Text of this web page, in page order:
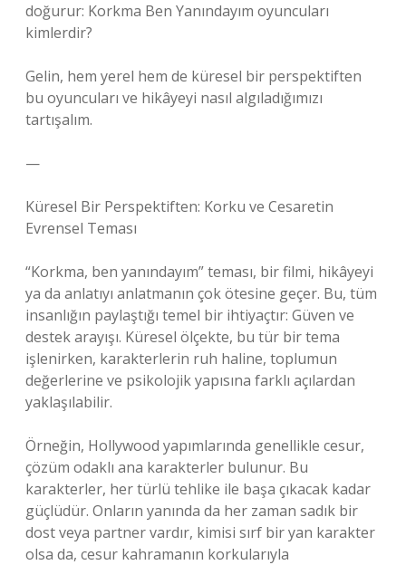
doğurur: Korkma Ben Yanındayım oyuncuları
kimlerdir?
Gelin, hem yerel hem de küresel bir perspektiften
bu oyuncuları ve hikâyeyi nasıl algıladığımızı
tartışalım.
—
Küresel Bir Perspektiften: Korku ve Cesaretin
Evrensel Teması
“Korkma, ben yanındayım” teması, bir filmi, hikâyeyi
ya da anlatıyı anlatmanın çok ötesine geçer. Bu, tüm
insanlığın paylaştığı temel bir ihtiyaçtır: Güven ve
destek arayışı. Küresel ölçekte, bu tür bir tema
işlenirken, karakterlerin ruh haline, toplumun
değerlerine ve psikolojik yapısına farklı açılardan
yaklaşılabilir.
Örneğin, Hollywood yapımlarında genellikle cesur,
çözüm odaklı ana karakterler bulunur. Bu
karakterler, her türlü tehlike ile başa çıkacak kadar
güçlüdür. Onların yanında da her zaman sadık bir
dost veya partner vardır, kimisi sırf bir yan karakter
olsa da, cesur kahramanın korkularıyla